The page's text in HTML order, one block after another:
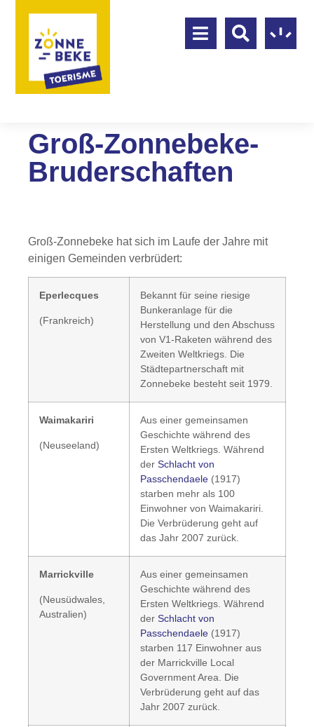
Groß-Zonnebeke-
Bruderschaften
Groß-Zonnebeke hat sich im Laufe der Jahre mit
einigen Gemeinden verbrüdert:
Eperlecques
(Frankreich)
Bekannt für seine riesige
Bunkeranlage für die
Herstellung und den Abschuss
von V1-Raketen während des
Zweiten Weltkriegs. Die
Städtepartnerschaft mit
Zonnebeke besteht seit 1979.
Waimakariri
(Neuseeland)
Aus einer gemeinsamen
Geschichte während des
Ersten Weltkriegs. Während
der Schlacht von
Passchendaele (1917)
starben mehr als 100
Einwohner von Waimakariri.
Die Verbrüderung geht auf
das Jahr 2007 zurück.
Marrickville
(Neusüdwales,
Australien)
Aus einer gemeinsamen
Geschichte während des
Ersten Weltkriegs. Während
der Schlacht von
Passchendaele (1917)
starben 117 Einwohner aus
der Marrickville Local
Government Area. Die
Verbrüderung geht auf das
Jahr 2007 zurück.